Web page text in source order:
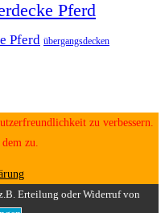
Pferd
Pferd übergangsdecken
zu verbessern.
zu.
Erteilung oder Widerruf von